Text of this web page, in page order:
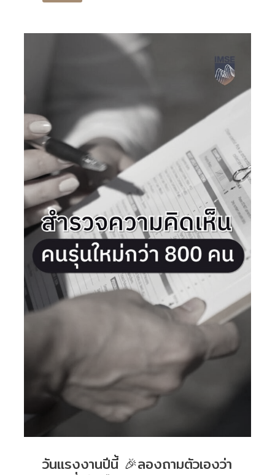
วันแรงงานปีนี้ 🎉ลองถามตัวเองว่า